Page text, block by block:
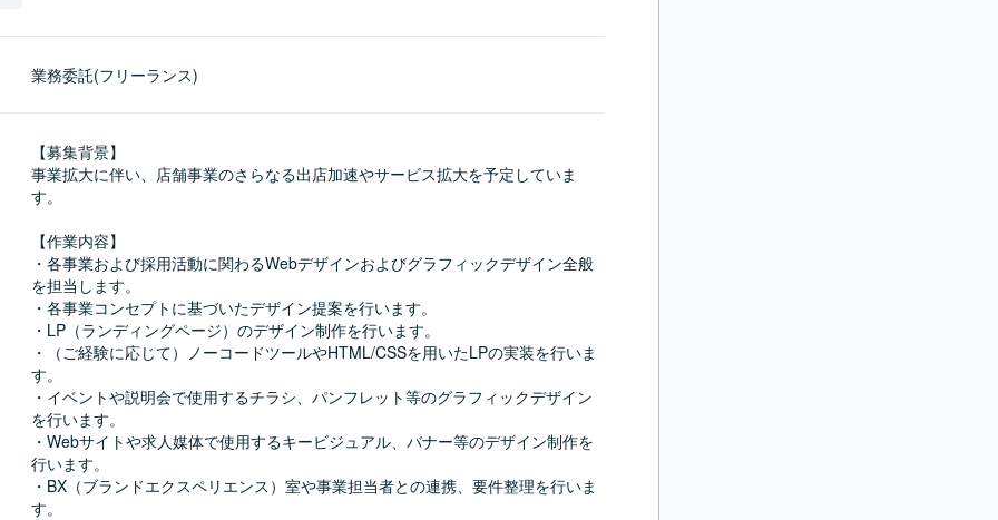
業務委託(フリーランス)
【募集背景】
事業拡大に伴い、店舗事業のさらなる出店加速やサービス拡大を予定していま
す。
【作業内容】
・各事業および採用活動に関わるWebデザインおよびグラフィックデザイン全般
を担当します。
・各事業コンセプトに基づいたデザイン提案を行います。
・LP（ランディングページ）のデザイン制作を行います。
・（ご経験に応じて）ノーコードツールやHTML/CSSを用いたLPの実装を行いま
す。
・イベントや説明会で使用するチラシ、パンフレット等のグラフィックデザイン
を行います。
・Webサイトや求人媒体で使用するキービジュアル、バナー等のデザイン制作を
行います。
・BX（ブランドエクスペリエンス）室や事業担当者との連携、要件整理を行いま
す。